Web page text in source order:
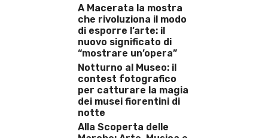
A Macerata la mostra
che rivoluziona il modo
di esporre l’arte: il
nuovo significato di
“mostrare un’opera”
Notturno al Museo: il
contest fotografico
per catturare la magia
dei musei fiorentini di
notte
Alla Scoperta delle